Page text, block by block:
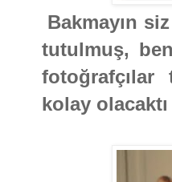
Bakmayın
tutulmuş,
fotoğrafçılar
kolay